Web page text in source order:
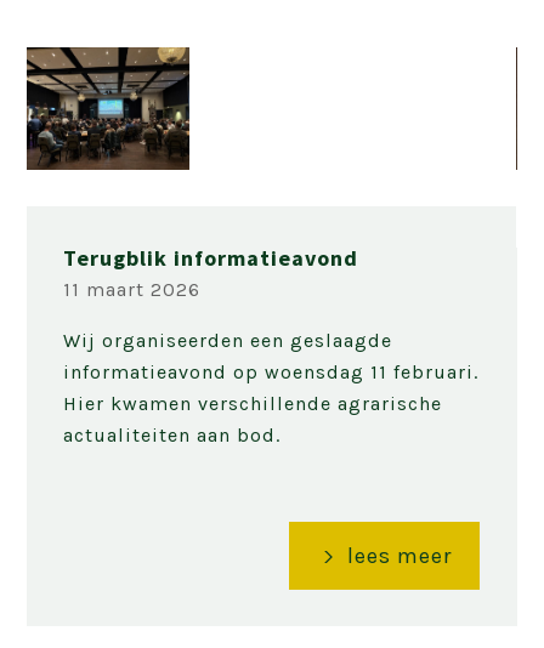
Terugblik informatieavond
11 maart 2026
Wij organiseerden een geslaagde
informatieavond op woensdag 11 februari.
Hier kwamen verschillende agrarische
actualiteiten aan bod.
lees meer